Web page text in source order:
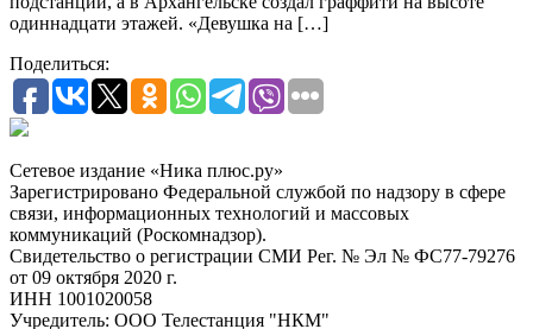
одиннадцати этажей. «Девушка на […]
Поделиться:
Сетевое издание «Ника плюс.ру»
Зарегистрировано Федеральной службой по надзору в сфере
связи, информационных технологий и массовых
коммуникаций (Роскомнадзор).
Свидетельство о регистрации СМИ Рег. № Эл № ФС77-79276
от 09 октября 2020 г.
ИНН 1001020058
Учредитель: ООО Телестанция "НКМ"